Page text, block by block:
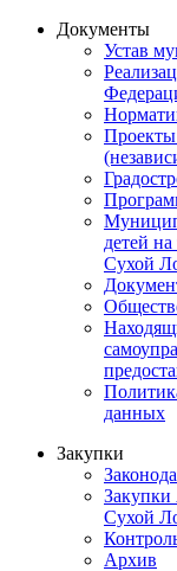
Документы
Устав
детей
Сухой
данных
Закупки
Закупки
Сухой
Архив